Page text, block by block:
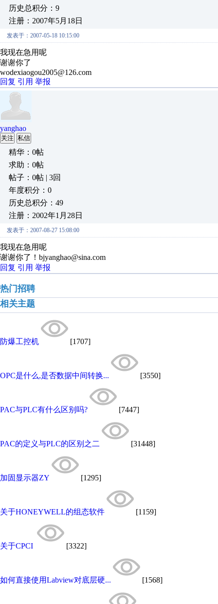
历史总积分：9
注册：2007年5月18日
发表于：2007-05-18 10:15:00
我现在急用呢
谢谢你了
wodexiaogou2005@126.com
回复 引用 举报
yanghao
关注 私信
精华：0帖
求助：0帖
帖子：0帖 | 3回
年度积分：0
历史总积分：49
注册：2002年1月28日
发表于：2007-08-27 15:08:00
我现在急用呢
谢谢你了！bjyanghao@sina.com
回复 引用 举报
热门招聘
相关主题
防爆工控机 [1707]
OPC是什么,是否数据中间转换... [3550]
PAC与PLC有什么区别吗? [7447]
PAC的定义与PLC的区别之二 [31448]
加固显示器ZY [1295]
关于HONEYWELL的组态软件 [1159]
关于CPCI [3322]
如何直接使用Labview对底层硬... [1568]